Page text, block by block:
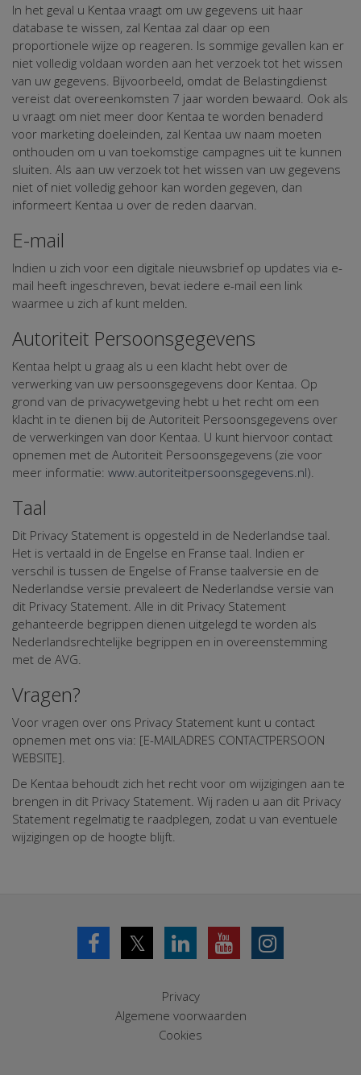
In het geval u Kentaa vraagt om uw gegevens uit haar
database te wissen, zal Kentaa zal daar op een
proportionele wijze op reageren. Is sommige gevallen kan er
niet volledig voldaan worden aan het verzoek tot het wissen
van uw gegevens. Bijvoorbeeld, omdat de Belastingdienst
vereist dat overeenkomsten 7 jaar worden bewaard. Ook als
u vraagt om niet meer door Kentaa te worden benaderd
voor marketing doeleinden, zal Kentaa uw naam moeten
onthouden om u van toekomstige campagnes uit te kunnen
sluiten. Als aan uw verzoek tot het wissen van uw gegevens
niet of niet volledig gehoor kan worden gegeven, dan
informeert Kentaa u over de reden daarvan.
E-mail
Indien u zich voor een digitale nieuwsbrief op updates via e-
mail heeft ingeschreven, bevat iedere e-mail een link
waarmee u zich af kunt melden.
Autoriteit Persoonsgegevens
Kentaa helpt u graag als u een klacht hebt over de
verwerking van uw persoonsgegevens door Kentaa. Op
grond van de privacywetgeving hebt u het recht om een
klacht in te dienen bij de Autoriteit Persoonsgegevens over
de verwerkingen van door Kentaa. U kunt hiervoor contact
opnemen met de Autoriteit Persoonsgegevens (zie voor
meer informatie: www.autoriteitpersoonsgegevens.nl).
Taal
Dit Privacy Statement is opgesteld in de Nederlandse taal.
Het is vertaald in de Engelse en Franse taal. Indien er
verschil is tussen de Engelse of Franse taalversie en de
Nederlandse versie prevaleert de Nederlandse versie van
dit Privacy Statement. Alle in dit Privacy Statement
gehanteerde begrippen dienen uitgelegd te worden als
Nederlandsrechtelijke begrippen en in overeenstemming
met de AVG.
Vragen?
Voor vragen over ons Privacy Statement kunt u contact
opnemen met ons via: [E-MAILADRES CONTACTPERSOON
WEBSITE].
De Kentaa behoudt zich het recht voor om wijzigingen aan te
brengen in dit Privacy Statement. Wij raden u aan dit Privacy
Statement regelmatig te raadplegen, zodat u van eventuele
wijzigingen op de hoogte blijft.
𝕏
Privacy
Algemene voorwaarden
Cookies